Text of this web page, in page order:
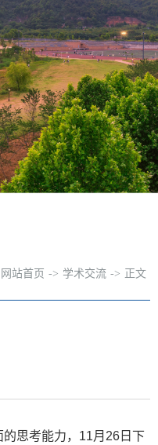
网站首页 -> 学术交流 -> 正文
思考能力， 11月 26 日下